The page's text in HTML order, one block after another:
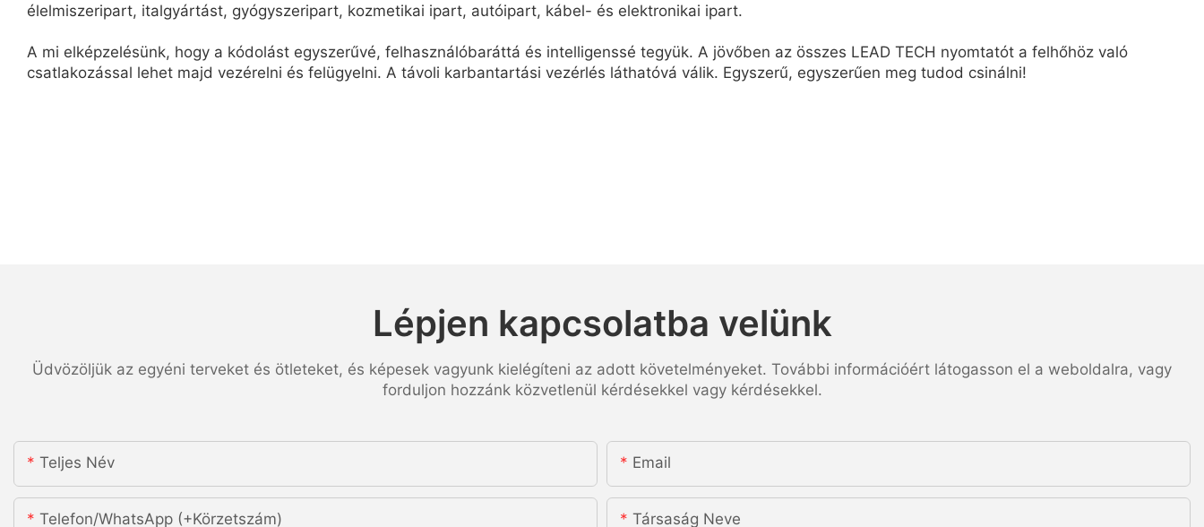
élelmiszeripart, italgyártást, gyógyszeripart, kozmetikai ipart, autóipart, kábel- és elektronikai ipart.
A mi elképzelésünk, hogy a kódolást egyszerűvé, felhasználóbaráttá és intelligenssé tegyük. A jövőben az összes LEAD TECH nyomtatót a felhőhöz való
csatlakozással lehet majd vezérelni és felügyelni. A távoli karbantartási vezérlés láthatóvá válik. Egyszerű, egyszerűen meg tudod csinálni!
Lépjen kapcsolatba velünk
Üdvözöljük az egyéni terveket és ötleteket, és képesek vagyunk kielégíteni az adott követelményeket. További információért látogasson el a weboldalra, vagy
forduljon hozzánk közvetlenül kérdésekkel vagy kérdésekkel.
Teljes Név Email
Telefon/WhatsApp (+körzetszám) Társaság Neve